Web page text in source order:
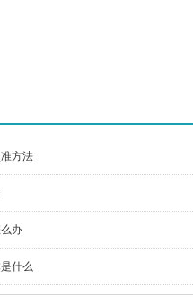
方法
办
什么